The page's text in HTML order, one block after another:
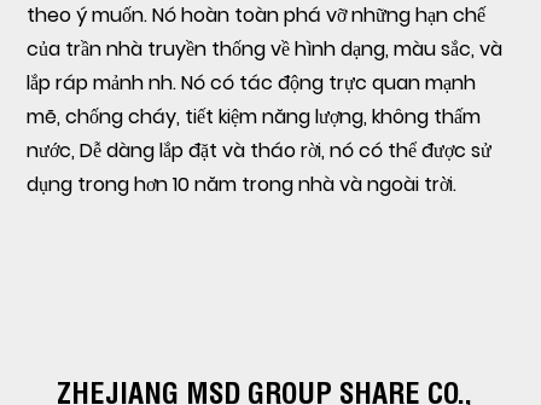
theo ý muốn. Nó hoàn toàn phá vỡ những hạn chế
của trần nhà truyền thống về hình dạng, màu sắc, và
lắp ráp mảnh nh. Nó có tác động trực quan mạnh
mẽ, chống cháy, tiết kiệm năng lượng, không thấm
nước, Dễ dàng lắp đặt và tháo rời, nó có thể được sử
dụng trong hơn 10 năm trong nhà và ngoài trời.
ZHEJIANG MSD GROUP SHARE CO.,